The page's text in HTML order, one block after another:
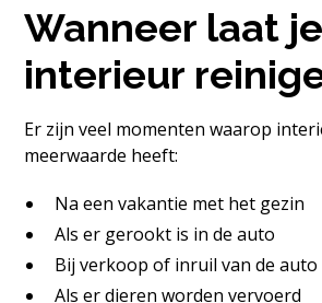
Wanneer laat
interieur
Er zijn veel momenten waarop
meerwaarde heeft:
Na een vakantie met het gezin
Als er gerookt is in de auto
Bij verkoop of inruil van de auto
Als er dieren worden vervoerd